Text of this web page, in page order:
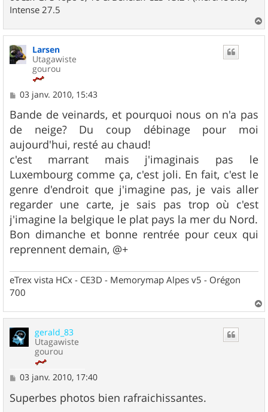
Intense 27.5
a
u
Larsen
Utagawiste
gourou
M
s
s
a
g
e
03 janv. 2010, 15:43
Bande de veinards, et pourquoi nous on n'a pas
de neige? Du coup débinage pour moi
aujourd'hui, resté au chaud!
c'est marrant mais j'imaginais pas le
Luxembourg comme ça, c'est joli. En fait, c'est le
genre d'endroit que j'imagine pas, je vais aller
regarder une carte, je sais pas trop où c'est
j'imagine la belgique le plat pays la mer du Nord.
Bon dimanche et bonne rentrée pour ceux qui
reprennent demain, @+
eTrex vista HCx - CE3D - Memorymap Alpes v5 - Orégon
700
a
gerald_83
Utagawiste
gourou
M
s
s
03 janv. 2010, 17:40
Superbes photos bien rafraichissantes.